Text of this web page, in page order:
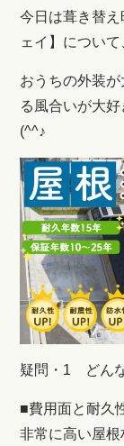
今日は葺き替
ェイ】につい
おうちの外装
る風合いが大
(^^♪
疑問・1 どん
■費用面と耐久
非常に高い屋根